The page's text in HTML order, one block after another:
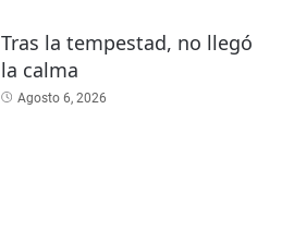
Tras la tempestad, no llegó
la calma
Agosto 6, 2026